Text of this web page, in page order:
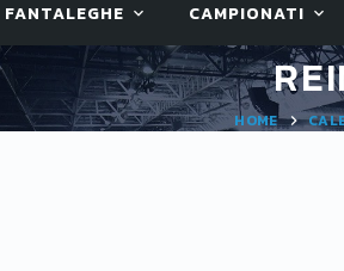
FANTALEGHE CAMPIONATI
HOME